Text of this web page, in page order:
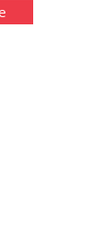
"Planejando